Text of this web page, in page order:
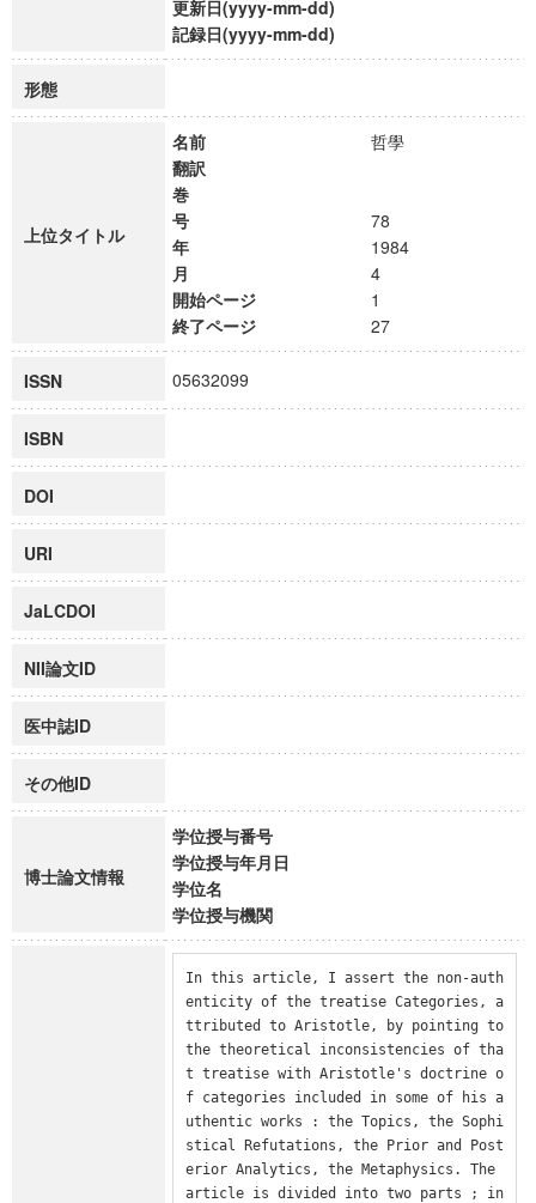
更新日(yyyy-mm-dd)
記録日(yyyy-mm-dd)
形態
上位タイトル
名前
哲學
翻訳
巻
号
78
年
1984
月
4
開始ページ
1
終了ページ
27
ISSN 05632099
ISBN
DOI
URI
JaLCDOI
NII論文ID
医中誌ID
その他ID
博士論文情報
学位授与番号
学位授与年月日
学位名
学位授与機関
In this article, I assert the non-auth
enticity of the treatise Categories, a
ttributed to Aristotle, by pointing to
the theoretical inconsistencies of tha
t treatise with Aristotle's doctrine o
f categories included in some of his a
uthentic works : the Topics, the Sophi
stical Refutations, the Prior and Post
erior Analytics, the Metaphysics. The
article is divided into two parts ; in